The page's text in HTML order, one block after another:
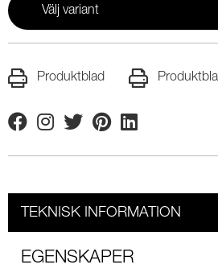
Välj variant
Produktblad
FacebookInstagram
TwitterPinterestLinkedin
TEKNISK INFORMATION
EGENSKAPER